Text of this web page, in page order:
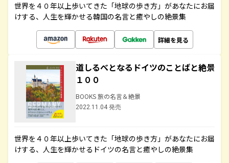
世界を４０年以上歩いてきた「地球の歩き方」があなたにお届
けする、人生を輝かせる韓国の名言と癒やしの絶景集
詳細を見る
道しるべとなるドイツのことばと絶景
１００
BOOKS 旅の名言＆絶景
2022.11.04 発売
世界を４０年以上歩いてきた「地球の歩き方」があなたにお届
けする、人生を輝かせるドイツの名言と癒やしの絶景集